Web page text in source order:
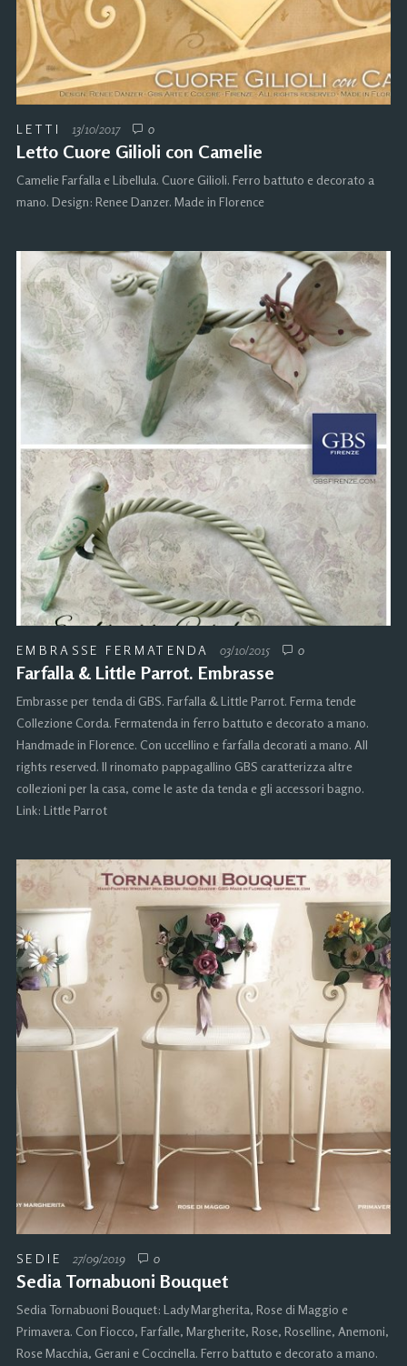
LETTI 13/10/2017 0
Letto Cuore Gilioli con Camelie
Camelie Farfalla e Libellula. Cuore Gilioli. Ferro battuto e decorato a
mano. Design: Renee Danzer. Made in Florence
EMBRASSE FERMATENDA 03/10/2015 0
Farfalla & Little Parrot. Embrasse
Embrasse per tenda di GBS. Farfalla & Little Parrot. Ferma tende
Collezione Corda. Fermatenda in ferro battuto e decorato a mano.
Handmade in Florence. Con uccellino e farfalla decorati a mano. All
rights reserved. Il rinomato pappagallino GBS caratterizza altre
collezioni per la casa, come le aste da tenda e gli accessori bagno.
Link: Little Parrot
SEDIE 27/09/2019 0
Sedia Tornabuoni Bouquet
Sedia Tornabuoni Bouquet: Lady Margherita, Rose di Maggio e
Primavera. Con Fiocco, Farfalle, Margherite, Rose, Roselline, Anemoni,
Rose Macchia, Gerani e Coccinella. Ferro battuto e decorato a mano.